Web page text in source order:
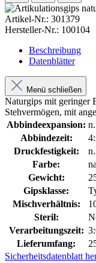
Artikel-Nr.: 301379
Hersteller-Nr.: 100104
Beschreibung
Datenblätter
Menü schließen
Naturgips mit geringer
Stehvermögen, mit
Abbindeexpansion:
Abbindezeit:
Druckfestigkeit:
Farbe:
Gewicht:
Gipsklasse:
Mischverhältnis:
Steril:
Verarbeitungszeit:
Lieferumfang:
Sicherheitsdatenblatt